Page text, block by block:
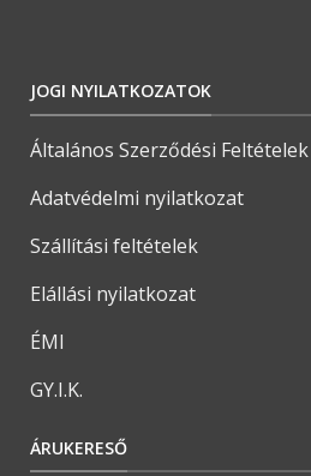
JOGI NYILATKOZATOK
Általános Szerződési Feltételek
Adatvédelmi nyilatkozat
Szállítási feltételek
Elállási nyilatkozat
ÉMI
GY.I.K.
ÁRUKERESŐ